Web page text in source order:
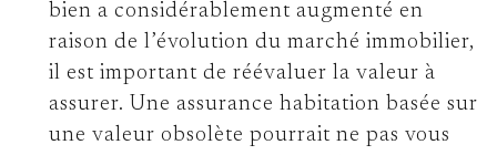
bien a considérablement augmenté en
raison de l’évolution du marché immobilier,
il est important de réévaluer la valeur à
assurer. Une assurance habitation basée sur
une valeur obsolète pourrait ne pas vous